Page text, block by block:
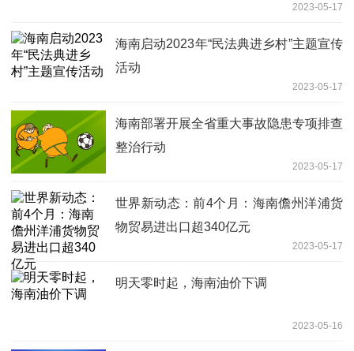
2023-05-17
海南启动2023年“民法典进乡村”主题宣传
活动
2023-05-17
海南部署开展全省重大事故隐患专项排查
整治行动
2023-05-17
世界新动态：前4个月：海南儋州洋浦货
物贸易进出口超340亿元
2023-05-17
明天零时起，海南油价下调
2023-05-16